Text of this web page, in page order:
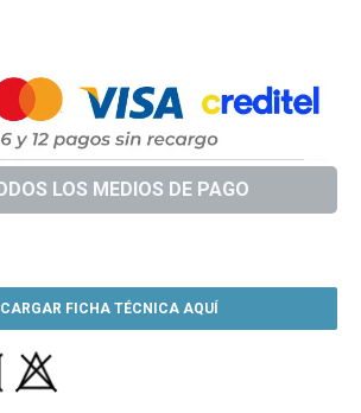
LOS MEDIOS DE PAGO
FICHA TÉCNICA AQUÍ